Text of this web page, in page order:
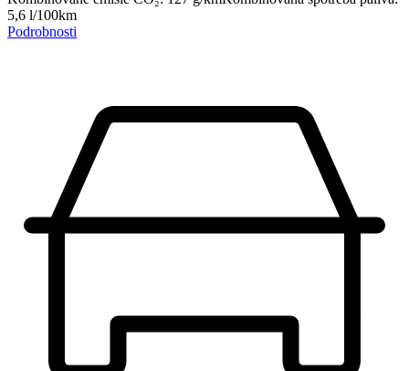
5,6 l/100km
Podrobnosti